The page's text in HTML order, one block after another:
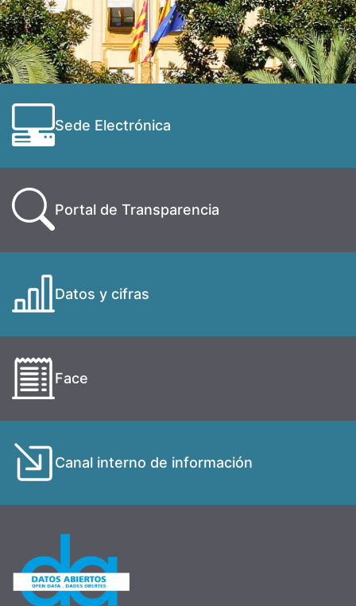
Sede Electrónica
Portal de Transparencia
Datos y cifras
Face
Canal interno de información